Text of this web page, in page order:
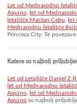
let od Mednarodno letališče Puerto Princesa do Mednarodno letališče Ninoy
Aquino,
let od
letališče Mactan Cebu
let
Mednarodno letališče
Princesa City. Te
Katere so najbolj
let od Letališče Daniel Z
let od Mednarodno
Aquino,
let od
Aquinoso najbolj